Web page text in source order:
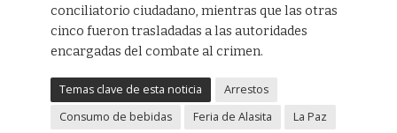
conciliatorio ciudadano, mientras que las otras
cinco fueron trasladadas a las autoridades
encargadas del combate al crimen.
Temas clave de esta noticia
Arrestos
Consumo de bebidas
Feria de Alasita La Paz